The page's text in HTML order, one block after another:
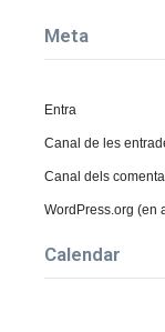
Meta
Entra
Canal de les
Canal dels
WordPress.org (en
Calendar